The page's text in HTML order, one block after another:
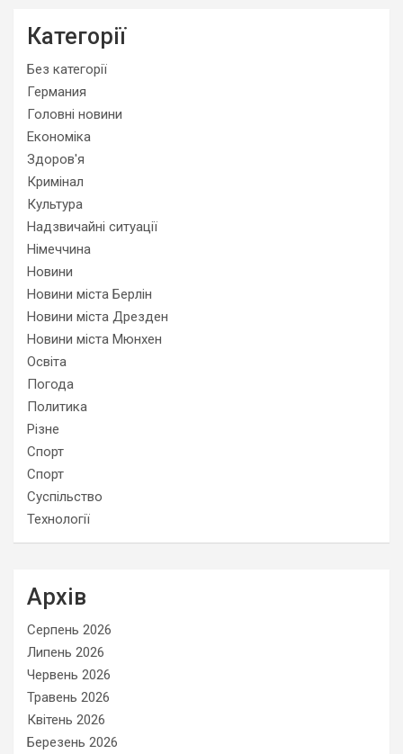
Категорії
Без категорії
Германия
Головні новини
Економіка
Здоров'я
Кримінал
Культура
Надзвичайні ситуації
Німеччина
Новини
Новини міста Берлін
Новини міста Дрезден
Новини міста Мюнхен
Освіта
Погода
Политика
Різне
Спорт
Спорт
Суспільство
Технології
Архів
Серпень 2026
Липень 2026
Червень 2026
Травень 2026
Квітень 2026
Березень 2026